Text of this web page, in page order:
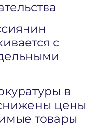
с
в
цены
товары